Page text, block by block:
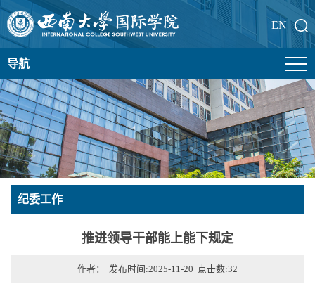
EN
导航
纪委工作
推进领导干部能上能下规定
作者： 发布时间:2025-11-20 点击数:32